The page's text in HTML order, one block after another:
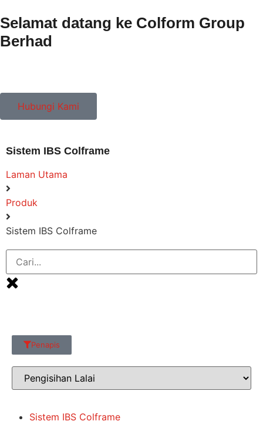
Selamat datang ke Colform Group
Berhad
Hubungi Kami
Sistem IBS Colframe
Laman Utama
Produk
Sistem IBS Colframe
Penapis
Sistem IBS Colframe